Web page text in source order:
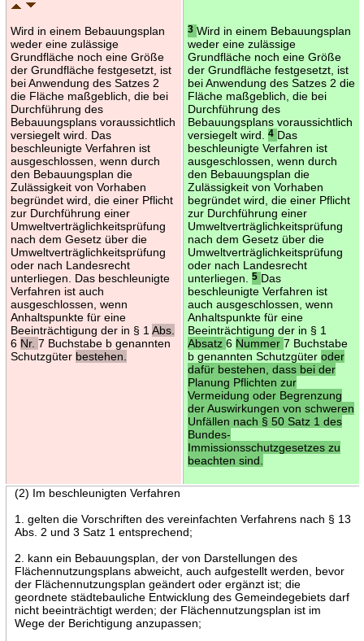
Wird in einem Bebauungsplan
weder eine zulässige
Grundfläche noch eine Größe
der Grundfläche festgesetzt, ist
bei Anwendung des Satzes 2
die Fläche maßgeblich, die bei
Durchführung des
Bebauungsplans voraussichtlich
versiegelt wird. Das
beschleunigte Verfahren ist
ausgeschlossen, wenn durch
den Bebauungsplan die
Zulässigkeit von Vorhaben
begründet wird, die einer Pflicht
zur Durchführung einer
Umweltverträglichkeitsprüfung
nach dem Gesetz über die
Umweltverträglichkeitsprüfung
oder nach Landesrecht
unterliegen. Das beschleunigte
Verfahren ist auch
ausgeschlossen, wenn
Anhaltspunkte für eine
Beeinträchtigung der in § 1 Abs.
6 Nr. 7 Buchstabe b genannten
Schutzgüter bestehen.
3 Wird in einem Bebauungsplan
weder eine zulässige
Grundfläche noch eine Größe
der Grundfläche festgesetzt, ist
bei Anwendung des Satzes 2 die
Fläche maßgeblich, die bei
Durchführung des
Bebauungsplans voraussichtlich
versiegelt wird.
4 Das
beschleunigte Verfahren ist
ausgeschlossen, wenn durch
den Bebauungsplan die
Zulässigkeit von Vorhaben
begründet wird, die einer Pflicht
zur Durchführung einer
Umweltverträglichkeitsprüfung
nach dem Gesetz über die
Umweltverträglichkeitsprüfung
oder nach Landesrecht
unterliegen.
5 Das
beschleunigte Verfahren ist
auch ausgeschlossen, wenn
Anhaltspunkte für eine
Beeinträchtigung der in § 1
Absatz 6 Nummer 7 Buchstabe
b genannten Schutzgüter oder
dafür bestehen, dass bei der
Planung Pflichten zur
Vermeidung oder Begrenzung
der Auswirkungen von schweren
Unfällen nach § 50 Satz 1 des
Bundes-
Immissionsschutzgesetzes zu
beachten sind.
(2) Im beschleunigten Verfahren
1. gelten die Vorschriften des vereinfachten Verfahrens nach § 13
Abs. 2 und 3 Satz 1 entsprechend;
2. kann ein Bebauungsplan, der von Darstellungen des
Flächennutzungsplans abweicht, auch aufgestellt werden, bevor
der Flächennutzungsplan geändert oder ergänzt ist; die
geordnete städtebauliche Entwicklung des Gemeindegebiets darf
nicht beeinträchtigt werden; der Flächennutzungsplan ist im
Wege der Berichtigung anzupassen;